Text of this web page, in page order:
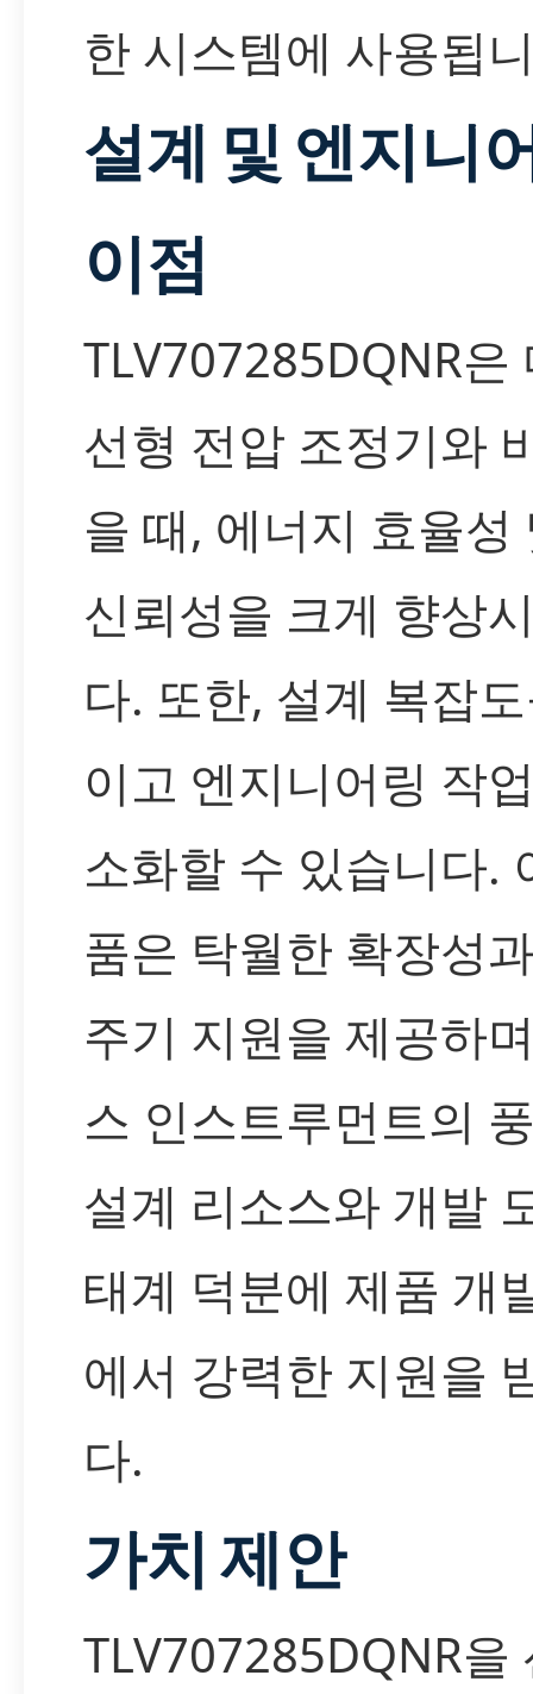
한 시스템에 사용됩
설계 및 엔지니
이점
TLV707285DQNR은
선형 전압 조정기와
을 때, 에너지 효율성
신뢰성을 크게 향상
다. 또한, 설계 복잡
이고 엔지니어링 작
소화할 수 있습니다.
품은 탁월한 확장성
주기 지원을 제공하
스 인스트루먼트의
설계 리소스와 개발
태계 덕분에 제품 개
에서 강력한 지원을
다.
가치 제안
TLV707285DQNR을